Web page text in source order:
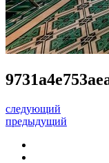
следующий
предыдущий